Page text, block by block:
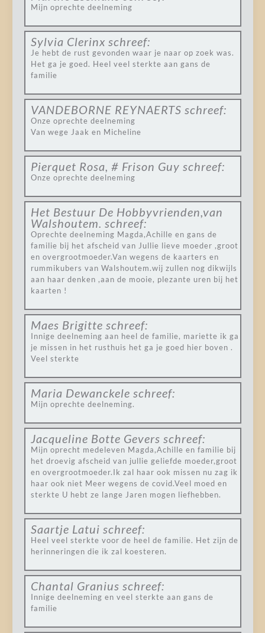
Mijn oprechte deelneming
Sylvia Clerinx schreef:
Je hebt de rust gevonden waar je naar op zoek was.
Het ga je goed. Heel veel sterkte aan gans de
familie
VANDEBORNE REYNAERTS schreef:
Onze oprechte deelneming
Van wege Jaak en Micheline
Pierquet Rosa, # Frison Guy schreef:
Onze oprechte deelneming
Het Bestuur De Hobbyvrienden,van
Walshoutem. schreef:
Oprechte deelneming Magda,Achille en gans de
familie bij het afscheid van Jullie lieve moeder ,groot
en overgrootmoeder.Van wegens de kaarters en
rummikubers van Walshoutem.wij zullen nog dikwijls
aan haar denken ,aan de mooie, plezante uren bij het
kaarten !
Maes Brigitte schreef:
Innige deelneming aan heel de familie, mariette ik ga
je missen in het rusthuis het ga je goed hier boven .
Veel sterkte
Maria Dewanckele schreef:
Mijn oprechte deelneming.
Jacqueline Botte Gevers schreef:
Mijn oprecht medeleven Magda,Achille en familie bij
het droevig afscheid van jullie geliefde moeder,groot
en overgrootmoeder.Ik zal haar ook missen nu zag ik
haar ook niet Meer wegens de covid.Veel moed en
sterkte U hebt ze lange Jaren mogen liefhebben.
Saartje Latui schreef:
Heel veel sterkte voor de heel de familie. Het zijn de
herinneringen die ik zal koesteren.
Chantal Granius schreef:
Innige deelneming en veel sterkte aan gans de
familie